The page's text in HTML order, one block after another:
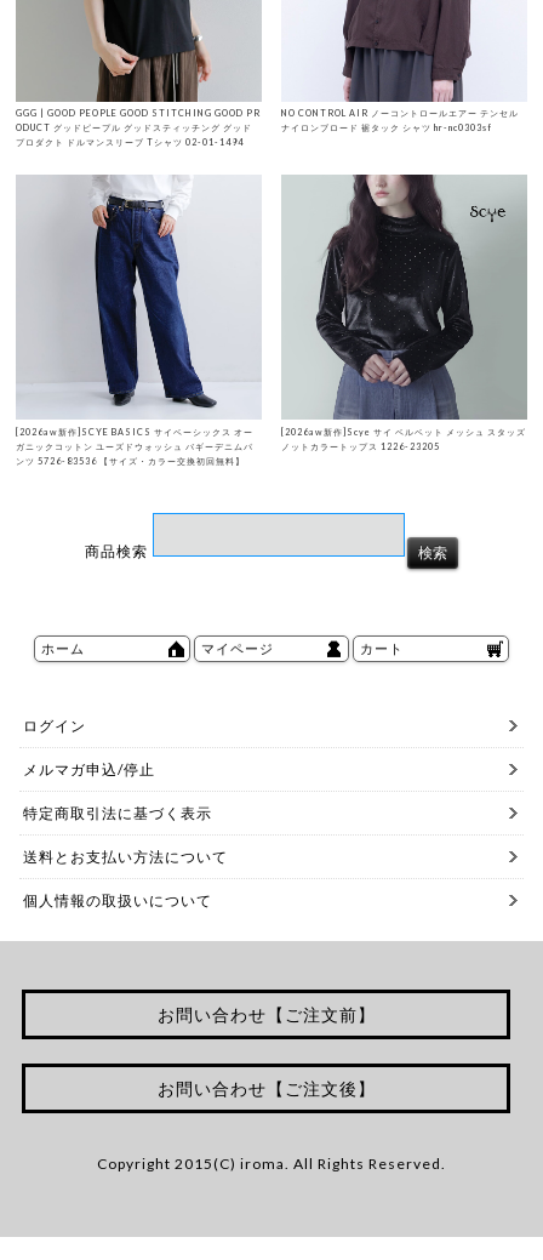
GGG | GOOD PEOPLE GOOD STITCHING GOOD PR
ODUCT グッドピープル グッドスティッチング グッド
プロダクト ドルマンスリーブ Tシャツ 02-01-1494
NO CONTROL AIR ノーコントロールエアー テンセル
ナイロンブロード 裾タック シャツ hr-nc0303sf
[2026aw新作]SCYE BASICS サイベーシックス オー
ガニックコットン ユーズドウォッシュ バギーデニムパ
ンツ 5726-83536 【サイズ・カラー交換初回無料】
[2026aw新作]Scye サイ ベルベット メッシュ スタッズ
ノットカラートップス 1226-23205
商品検索
ホーム マイページ カート
ログイン
メルマガ申込/停止
特定商取引法に基づく表示
送料とお支払い方法について
個人情報の取扱いについて
お問い合わせ【ご注文前】
お問い合わせ【ご注文後】
Copyright 2015(C) iroma. All Rights Reserved.